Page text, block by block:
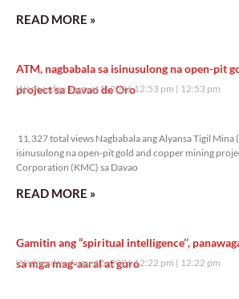
READ MORE »
ATM, nagbabala sa isinusulong na open-pit
project sa Davao de Oro
Wednesday, August 5, 2026 12:53 pm 12:53 pm
11,327 total views Nagbabala ang Alyansa Tigil Mina
isinusulong na open-pit gold and copper mining
Corporation (KMC) sa Davao
READ MORE »
Gamitin ang “spiritual intelligence’’,
sa mga mag-aaral at guro
Wednesday, August 5, 2026 12:22 pm 12:22 pm